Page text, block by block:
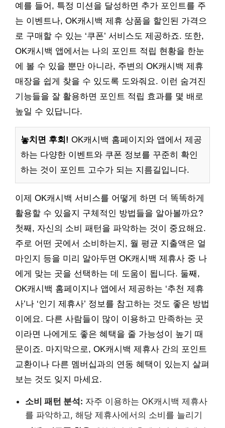
예를 들어, 특정 미션을 달성하면 추가 포인트를 주
는 이벤트나, OK캐시백 제휴 상품을 할인된 가격으
로 구매할 수 있는 ‘쿠폰’ 서비스도 제공하죠. 또한,
OK캐시백 앱에서는 나의 포인트 적립 현황을 한눈
에 볼 수 있을 뿐만 아니라, 주변의 OK캐시백 제휴
매장을 쉽게 찾을 수 있도록 도와줘요. 이런 숨겨진
기능들을 잘 활용하면 포인트 적립 효과를 몇 배로
높일 수 있답니다.
놓치면 후회! OK캐시백 홈페이지와 앱에서 제공
하는 다양한 이벤트와 쿠폰 정보를 꾸준히 확인
하는 것이 포인트 고수가 되는 지름길입니다.
이제 OK캐시백 서비스를 어떻게 하면 더 똑똑하게
활용할 수 있을지 구체적인 방법들을 알아볼까요?
첫째, 자신의 소비 패턴을 파악하는 것이 중요해요.
주로 어떤 곳에서 소비하는지, 월 평균 지출액은 얼
마인지 등을 미리 알아두면 OK캐시백 제휴사 중 나
에게 맞는 곳을 선택하는 데 도움이 됩니다. 둘째,
OK캐시백 홈페이지나 앱에서 제공하는 ‘추천 제휴
사’나 ‘인기 제휴사’ 정보를 참고하는 것도 좋은 방법
이에요. 다른 사람들이 많이 이용하고 만족하는 곳
이라면 나에게도 좋은 혜택을 줄 가능성이 높기 때
문이죠. 마지막으로, OK캐시백 제휴사 간의 포인트
교환이나 다른 멤버십과의 연동 혜택이 있는지 살펴
보는 것도 잊지 마세요.
소비 패턴 분석: 자주 이용하는 OK캐시백 제휴사
를 파악하고, 해당 제휴사에서의 소비를 늘리기